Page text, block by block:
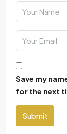
Save my
for the next
Submit